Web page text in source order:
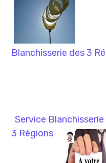
Blanchisserie des 3
Service
3 Régions